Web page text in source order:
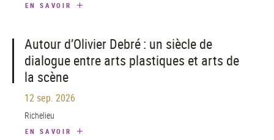
EN SAVOIR
Autour d’Olivier Debré : un siècle de
dialogue entre arts plastiques et arts de
la scène
12 sep. 2026
Richelieu
EN SAVOIR